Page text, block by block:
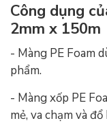
Công dụng
2mm x 150m
- Màng PE Foam
phẩm.
- Màng xốp PE
mẻ, va chạm và